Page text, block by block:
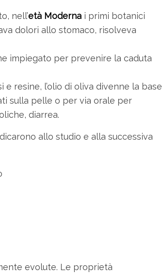
nell’età Moderna i primi botanici
dolori allo stomaco, risolveva
impiegato per prevenire la caduta
resine, l’olio di oliva divenne la base
sulla pelle o per via orale per
diarrea.
allo studio e alla successiva
evolute. Le proprietà